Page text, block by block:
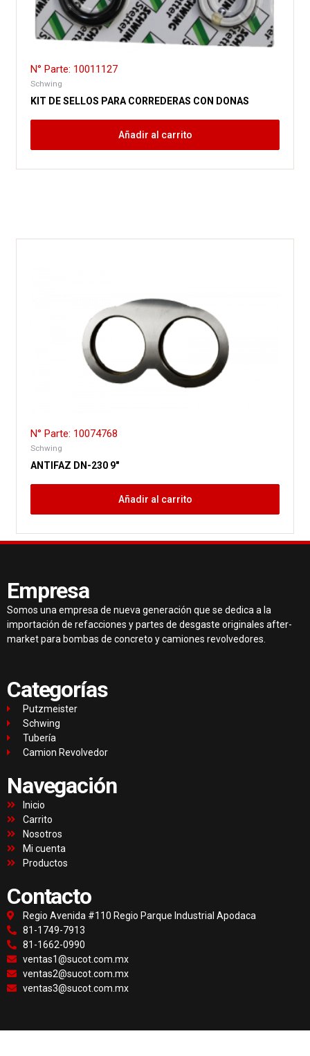
N° Parte: 10011127
Schwing
KIT DE SELLOS PARA CORREDERAS CON DONAS
Añadir al carrito
N° Parte: 10074768
Schwing
ANTIFAZ DN-230 9″
Añadir al carrito
Empresa
Somos una empresa de nueva generación que se dedica a la
importación de refacciones y partes de desgaste originales after-
market para bombas de concreto y camiones revolvedores.
Categorías
Putzmeister
Schwing
Tubería
Camion Revolvedor
Navegación
Inicio
Carrito
Nosotros
Mi cuenta
Productos
Contacto
Regio Avenida #110 Regio Parque Industrial Apodaca
81-1749-7913
81-1662-0990
ventas1@sucot.com.mx
ventas2@sucot.com.mx
ventas3@sucot.com.mx